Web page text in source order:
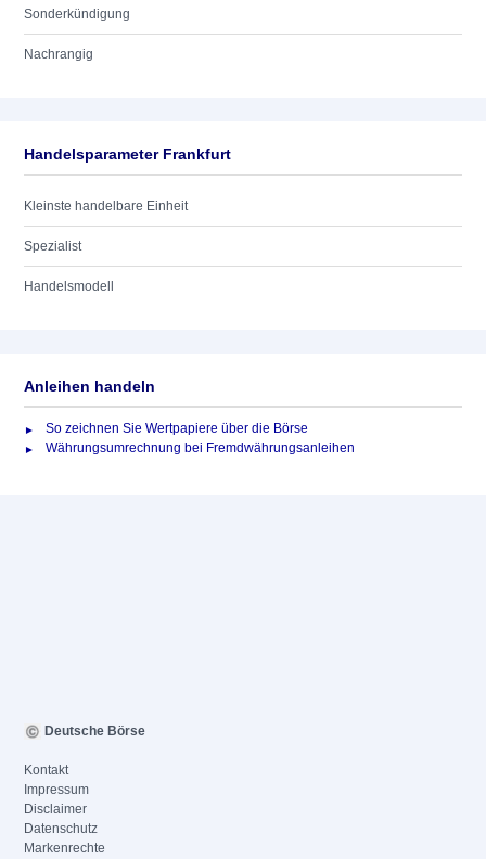
Sonderkündigung
Nachrangig
Handelsparameter Frankfurt
Kleinste handelbare Einheit
Spezialist
Handelsmodell
Anleihen handeln
So zeichnen Sie Wertpapiere über die Börse
Währungsumrechnung bei Fremdwährungsanleihen
Deutsche Börse
Kontakt
Impressum
Disclaimer
Datenschutz
Markenrechte